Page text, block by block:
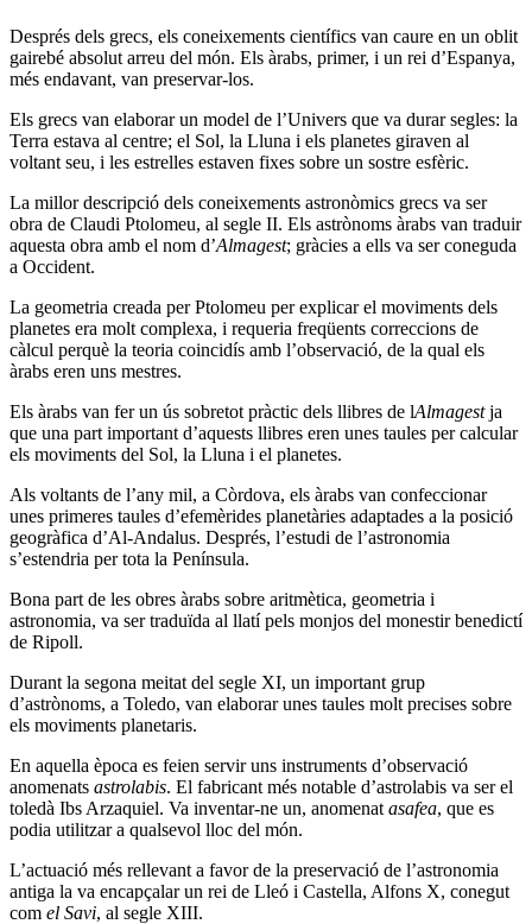
Després dels grecs, els coneixements científics van caure en un oblit
gairebé absolut arreu del món. Els àrabs, primer, i un rei d’Espanya,
més endavant, van preservar-los.
Els grecs van elaborar un model de l’Univers que va durar segles: la
Terra estava al centre; el Sol, la Lluna i els planetes giraven al
voltant seu, i les estrelles estaven fixes sobre un sostre esfèric.
La millor descripció dels coneixements astronòmics grecs va ser
obra de Claudi Ptolomeu, al segle II. Els astrònoms àrabs van traduir
aquesta obra amb el nom d’Almagest; gràcies a ells va ser coneguda
a Occident.
La geometria creada per Ptolomeu per explicar el moviments dels
planetes era molt complexa, i requeria freqüents correccions de
càlcul perquè la teoria coincidís amb l’observació, de la qual els
àrabs eren uns mestres.
Els àrabs van fer un ús sobretot pràctic dels llibres de lAlmagestja
que una part important d’aquests llibres eren unes taules per calcular
els moviments del Sol, la Lluna i el planetes.
Als voltants de l’any mil, a Còrdova, els àrabs van confeccionar
unes primeres taules d’efemèrides planetàries adaptades a la posició
geogràfica d’Al-Andalus. Després, l’estudi de l’astronomia
s’estendria per tota la Península.
Bona part de les obres àrabs sobre aritmètica, geometria i
astronomia, va ser traduïda al llatí pels monjos del monestir benedictí
de Ripoll.
Durant la segona meitat del segle XI, un important grup
d’astrònoms, a Toledo, van elaborar unes taules molt precises sobre
els moviments planetaris.
En aquella època es feien servir uns instruments d’observació
anomenats astrolabis. El fabricant més notable d’astrolabis va ser el
toledà Ibs Arzaquiel. Va inventar-ne un, anomenat asafea, que es
podia utilitzar a qualsevol lloc del món.
L’actuació més rellevant a favor de la preservació de l’astronomia
antiga la va encapçalar un rei de Lleó i Castella, Alfons X, conegut
com el Savi, al segle XIII.